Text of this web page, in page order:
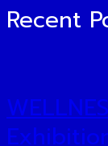
Recent